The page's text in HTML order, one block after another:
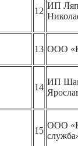
12
ИП
13 ООО
14
ИП
15
ООО